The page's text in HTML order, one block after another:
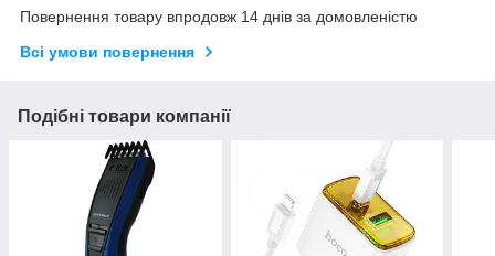
Повернення товару впродовж 14 днів за домовленістю
Всі умови повернення
Подібні товари компанії